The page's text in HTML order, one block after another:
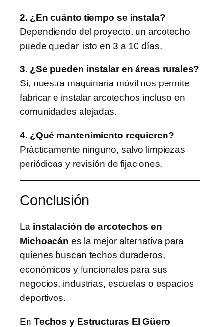
2. ¿En cuánto tiempo se instala?
Dependiendo del proyecto, un arcotecho
puede quedar listo en 3 a 10 días.
3. ¿Se pueden instalar en áreas rurales?
Sí, nuestra maquinaria móvil nos permite
fabricar e instalar arcotechos incluso en
comunidades alejadas.
4. ¿Qué mantenimiento requieren?
Prácticamente ninguno, salvo limpiezas
periódicas y revisión de fijaciones.
Conclusión
La instalación de arcotechos en
Michoacán es la mejor alternativa para
quienes buscan techos duraderos,
económicos y funcionales para sus
negocios, industrias, escuelas o espacios
deportivos.
En Techos y Estructuras El Güero